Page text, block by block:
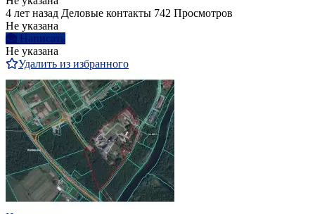
4 лет назад Деловые контакты 742 Просмотров
Не указана
Написать
Не указана
Удалить из избранного